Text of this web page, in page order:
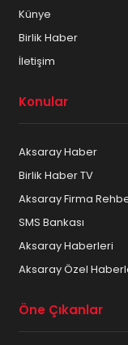
Künye
Birlik Haber
İletişim
Konular
Aksaray Haber
Birlik Haber TV
Aksaray Firma
SMS Bankası
Aksaray Haberleri
Aksaray Özel
Öne Çıkanlar